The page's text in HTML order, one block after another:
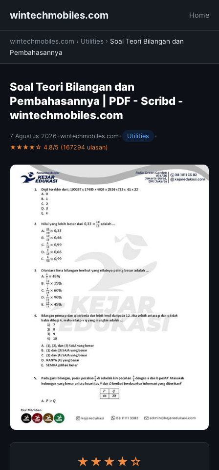
wintechmobiles.com Home
wintechmobiles.com › Utilities › Soal Teori Bilangan dan
Pembahasannya
Soal Teori Bilangan dan
Pembahasannya | PDF - Scribd -
wintechmobiles.com
7 Agustus 2026 •wintechmobiles.com • Utilities
•
★★★★☆ 4.8/5 (167294 ulasan)
★★★★☆